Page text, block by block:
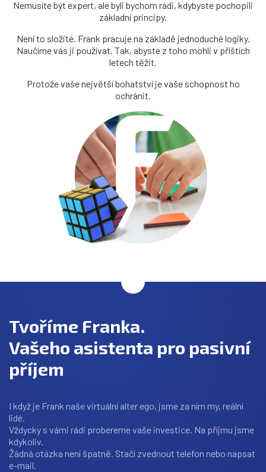
Nemusíte být expert, ale byli bychom rádi, kdybyste pochopili
základní principy.
Není to složité. Frank pracuje na základě jednoduché logiky.
Naučíme vás ji používat. Tak, abyste z toho mohli v příštích
letech těžit.
Protože vaše největší bohatství je vaše schopnost ho
ochránit.
Tvoříme Franka.
Vašeho asistenta pro pasivní
příjem
I když je Frank naše virtuální alter ego, jsme za ním my, reální
lidé.
Vždycky s vámi rádi probereme vaše investice. Na příjmu jsme
kdykoliv.
Žádná otázka není špatně. Stačí zvednout telefon nebo napsat
e-mail.